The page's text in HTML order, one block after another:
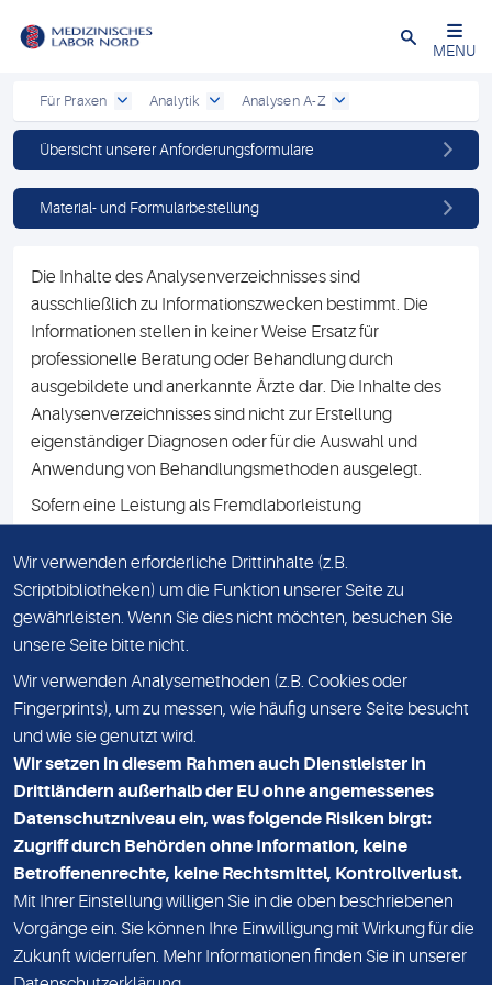
Schließen
MENU
Für Praxen Analytik Analysen A-Z
Übersicht unserer Anforderungsformulare
Material- und Formularbestellung
Die Inhalte des Analysenverzeichnisses sind
ausschließlich zu Informationszwecken bestimmt. Die
Informationen stellen in keiner Weise Ersatz für
professionelle Beratung oder Behandlung durch
ausgebildete und anerkannte Ärzte dar. Die Inhalte des
Analysenverzeichnisses sind nicht zur Erstellung
eigenständiger Diagnosen oder für die Auswahl und
Anwendung von Behandlungsmethoden ausgelegt.
Sofern eine Leistung als Fremdlaborleistung
Namen des Fremdlabors mit. Mit der Beauftragung der
Fremdlaborleistung erklären Sie sich mit dieser
Vereinbarung einverstanden.
DATENSCHUTZ
KONTAKT
NEWSLETTER
ADRESSE
MVZ Medizinisches Labor Nord MLN GmbH
Essener Straße 108
22419 Hamburg
Wir verwenden erforderliche Drittinhalte (z.B.
Scriptbibliotheken) um die Funktion unserer Seite zu
gewährleisten. Wenn Sie dies nicht möchten, besuchen Sie
unsere Seite bitte nicht.
Wir verwenden Analysemethoden (z.B. Cookies oder
Fingerprints), um zu messen, wie häufig unsere Seite besucht
und wie sie genutzt wird.
Wir setzen in diesem Rahmen auch Dienstleister in
Drittländern außerhalb der EU ohne angemessenes
Datenschutzniveau ein, was folgende Risiken birgt:
Zugriff durch Behörden ohne Information, keine
Betroffenenrechte, keine Rechtsmittel, Kontrollverlust.
Mit Ihrer Einstellung willigen Sie in die oben beschriebenen
Vorgänge ein. Sie können Ihre Einwilligung mit Wirkung für die
Zukunft widerrufen. Mehr Informationen finden Sie in unserer